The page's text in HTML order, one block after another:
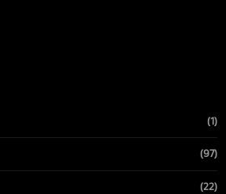
(1)
(97)
(22)